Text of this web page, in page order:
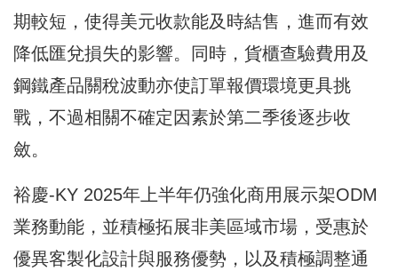
期較短，使得美元收款能及時結售，進而有效
降低匯兌損失的影響。同時，貨櫃查驗費用及
鋼鐵產品關稅波動亦使訂單報價環境更具挑
戰，不過相關不確定因素於第二季後逐步收
斂。
裕慶-KY 2025年上半年仍強化商用展示架ODM
業務動能，並積極拓展非美區域市場，受惠於
優異客製化設計與服務優勢，以及積極調整通